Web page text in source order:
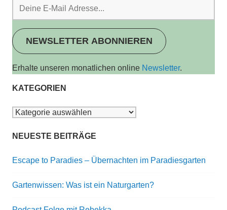
NEWSLETTER ABONNIEREN
Erhalte unseren monatlichen online Newsletter.
KATEGORIEN
Kategorien
NEUESTE BEITRÄGE
Escape to Paradies – Übernachten im Paradiesgarten
Gartenwissen: Was ist ein Naturgarten?